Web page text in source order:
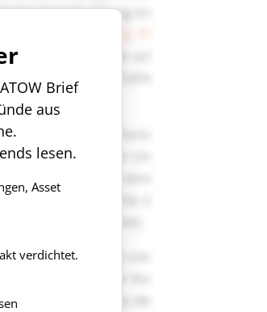
Brief
aus
lesen.
Asset
verdichtet.